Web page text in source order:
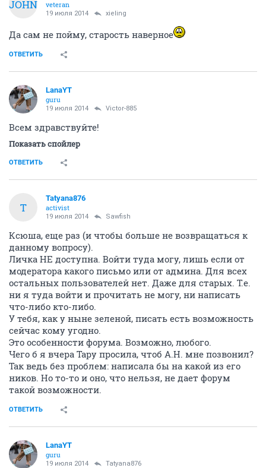
JOHN veteran
19 июля 2014 xieling
Да сам не пойму, старость наверное
ОТВЕТИТЬ
LanaYT
guru
19 июля 2014 Victor-885
Всем здравствуйте!
Показать спойлер
ОТВЕТИТЬ
T
Tatyana876
activist
19 июля 2014 Sawfish
Ксюша, еще раз (и чтобы больше не возвращаться к
данному вопросу).
Личка НЕ доступна. Войти туда могу, лишь если от
модератора какого письмо или от админа. Для всех
остальных пользователей нет. Даже для старых. Т.е.
ни я туда войти и прочитать не могу, ни написать
что-либо кто-либо.
У тебя, как у ныне зеленой, писать есть возможность
сейчас кому угодно.
Это особенности форума. Возможно, любого.
Чего б я вчера Тару просила, чтоб А.Н. мне позвонил?
Так ведь без проблем: написала бы на какой из его
ников. Но то-то и оно, что нельзя, не дает форум
такой возможности.
ОТВЕТИТЬ
LanaYT
guru
19 июля 2014 Tatyana876